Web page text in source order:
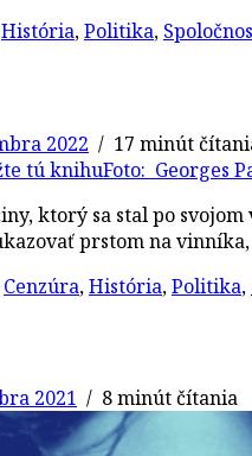
História,Politika,
2022 / 17 minút
Foto: Georges
ktorý sa stal po
prstom na
Cenzúra,História,Politika,
2021 / 8 minút čítania